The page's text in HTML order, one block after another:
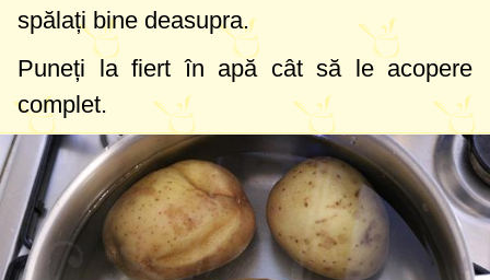
spălați bine deasupra.
Puneți la fiert în apă cât să le acopere
complet.